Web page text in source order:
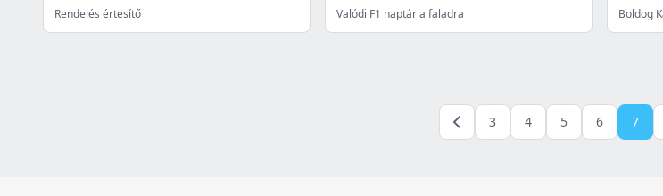
Rendelés értesítő Valódi F1 naptár a faladra Boldog
3 4 5 6 7